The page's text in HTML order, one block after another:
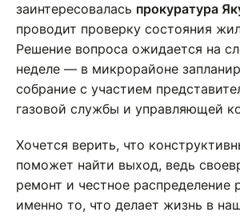
заинтересовалась прокуратура
проводит проверку состояния
Решение вопроса ожидается на
неделе — в микрорайоне
собрание с участием
газовой службы и управляющей
Хочется верить, что
поможет найти выход, ведь
ремонт и честное распределение
именно то, что делает жизнь в